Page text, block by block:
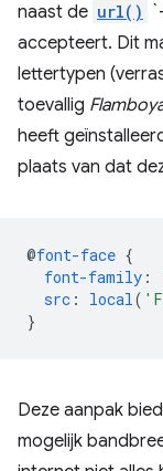
naast de url()
accepteert. Dit
lettertypen
toevallig
heeft
plaats van dat
@font-face {
font-family :
src : local(
}
Deze aanpak
mogelijk